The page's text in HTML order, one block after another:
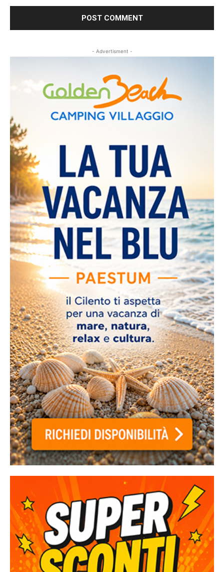
- Advertisment -